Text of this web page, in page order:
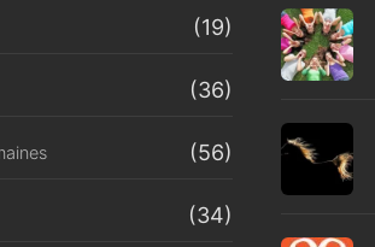
(19)
(36)
(56)
(34)